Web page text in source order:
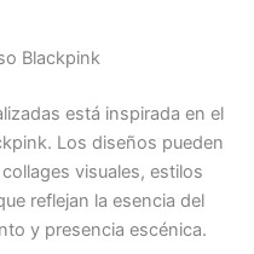
Blackpink
está inspirada en el
Los diseños pueden
visuales, estilos
reflejan la esencia del
y presencia escénica.